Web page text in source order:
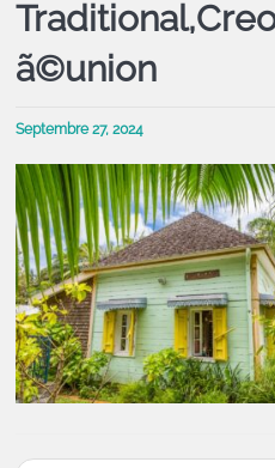
ã©union
Septembre 27, 2024